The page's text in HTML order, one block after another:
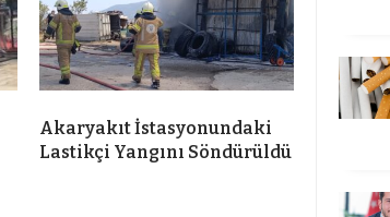
Akaryakıt İstasyonundaki
Lastikçi Yangını Söndürüldü